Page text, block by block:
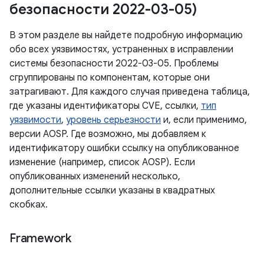
безопасности 2022-03-05)
В этом разделе вы найдете подробную информацию
обо всех уязвимостях, устраненных в исправлении
системы безопасности 2022-03-05. Проблемы
сгруппированы по компонентам, которые они
затрагивают. Для каждого случая приведена таблица,
где указаны идентификаторы CVE, ссылки, тип
уязвимости, уровень серьезности и, если применимо,
версии AOSP. Где возможно, мы добавляем к
идентификатору ошибки ссылку на опубликованное
изменение (например, список AOSP). Если
опубликованных изменений несколько,
дополнительные ссылки указаны в квадратных
скобках.
Framework